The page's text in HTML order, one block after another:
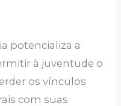
potencializa a
à juventude o
os vínculos
com suas